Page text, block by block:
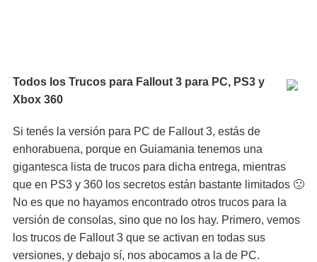
Todos los Trucos para Fallout 3 para PC, PS3 y
Xbox 360
Si tenés la versión para PC de Fallout 3, estás de
enhorabuena, porque en Guiamania tenemos una
gigantesca lista de trucos para dicha entrega, mientras
que en PS3 y 360 los secretos están bastante limitados 🙁
No es que no hayamos encontrado otros trucos para la
versión de consolas, sino que no los hay. Primero, vemos
los trucos de Fallout 3 que se activan en todas sus
versiones, y debajo sí, nos abocamos a la de PC.